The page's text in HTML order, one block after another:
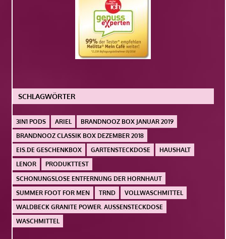
SCHLAGWÖRTER
3IN1 PODS ARIEL
BRANDNOOZ BOX JANUAR 2019
BRANDNOOZ CLASSIK BOX DEZEMBER 2018
EIS.DE GESCHENKBOX
GARTENSTECKDOSE
HAUSHALT
LENOR
PRODUKTTEST
SCHONUNGSLOSE ENTFERNUNG DER HORNHAUT
SUMMER FOOT FOR MEN
TRND
VOLLWASCHMITTEL
WALDBECK GRANITE POWER. AUSSENSTECKDOSE
WASCHMITTEL